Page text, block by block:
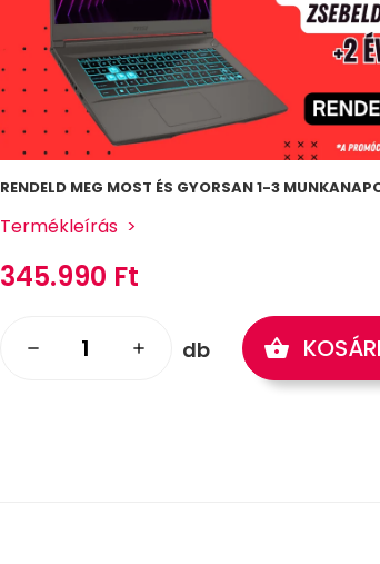
RENDELD MEG MOST ÉS GYORSAN 1-3
Termékleírás
345.990 Ft
remove add db shopping_basket